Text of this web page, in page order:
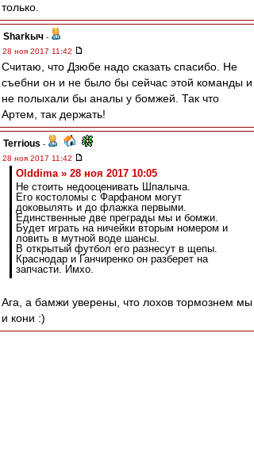
только.
Sharkыч -
28 ноя 2017 11:42
Считаю, что Дзюбе надо сказать спасибо. Не
съебни он и не было бы сейчас этой команды и
не полыхали бы аналы у бомжей. Так что
Артем, так держать!
Terrious -
28 ноя 2017 11:42
Olddima » 28 ноя 2017 10:05
Не стоить недооценивать Шпалыча.
Его костоломы с Фарфаном могут
доковылять и до флажка первыми.
Единственные две преграды мы и бомжи.
Будет играть на ничейки вторым номером и
ловить в мутной воде шансы.
В открытый футбол его разнесут в щепы.
Краснодар и Ганчиренко он разберет на
запчасти. Имхо.
Ага, а бамжи уверены, что лохов тормознем мы
и кони :)